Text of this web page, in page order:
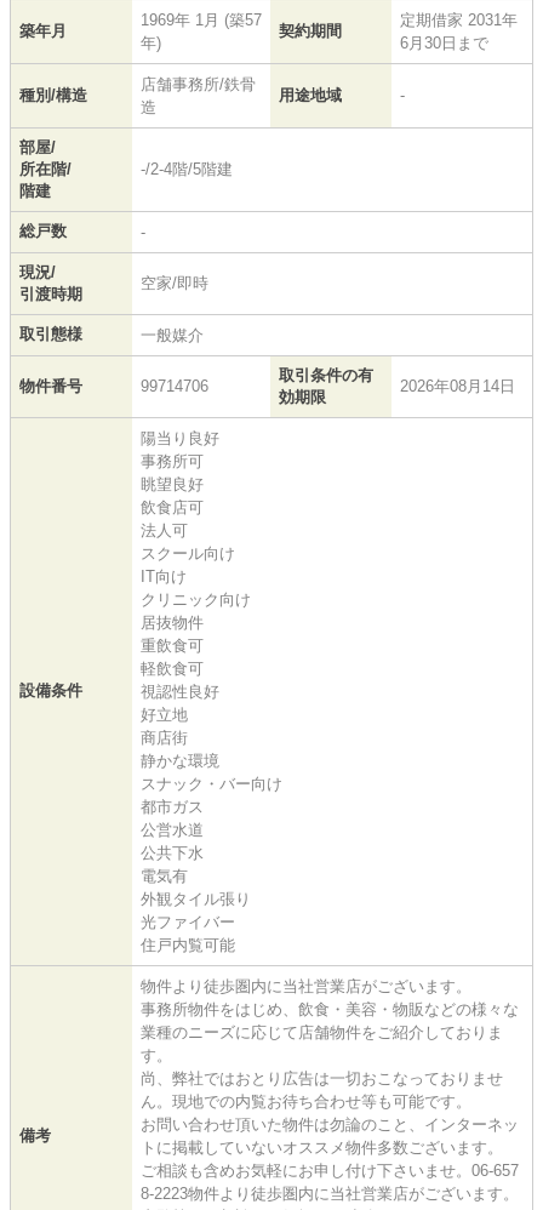
築年月
1969年 1月 (築57
年)
契約期間
定期借家 2031年
6月30日まで
種別/構造
店舗事務所/鉄骨
造
用途地域 -
部屋/
所在階/
階建
-/2-4階/5階建
総戸数 -
現況/
引渡時期
空家/即時
取引態様 一般媒介
物件番号 99714706
取引条件の有
効期限
2026年08月14日
設備条件
陽当り良好
事務所可
眺望良好
飲食店可
法人可
スクール向け
IT向け
クリニック向け
居抜物件
重飲食可
軽飲食可
視認性良好
好立地
商店街
静かな環境
スナック・バー向け
都市ガス
公営水道
公共下水
電気有
外観タイル張り
光ファイバー
住戸内覧可能
備考
物件より徒歩圏内に当社営業店がございます。
事務所物件をはじめ、飲食・美容・物販などの様々な
業種のニーズに応じて店舗物件をご紹介しておりま
す。
尚、弊社ではおとり広告は一切おこなっておりませ
ん。現地での内覧お待ち合わせ等も可能です。
お問い合わせ頂いた物件は勿論のこと、インターネッ
トに掲載していないオススメ物件多数ございます。
ご相談も含めお気軽にお申し付け下さいませ。06-657
8-2223物件より徒歩圏内に当社営業店がございます。